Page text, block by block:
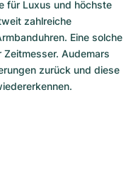
für Luxus und höchste
zahlreiche
Eine solche
Audemars
zurück und diese